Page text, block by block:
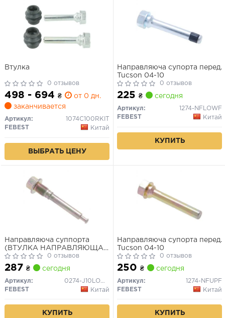
Втулка
0 отзывов
498 - 694 ₴
от 0 дн.
заканчивается
Артикул:
1074C100RKIT
FEBEST
Китай
ВЫБРАТЬ ЦЕНУ
Направляюча супорта перед.
Tucson 04-10
0 отзывов
225 ₴ сегодня
Артикул:
1274-NFLOWF
FEBEST
Китай
КУПИТЬ
Направляюча суппорта
(ВТУЛКА НАПРАВЛЯЮЩАЯ
СУППОРТА ТОРМОЗНОГО
ЗАДНЕГО NISSAN QASHQAI
J10F 2006-)
0 отзывов
287 ₴ сегодня
Артикул:
0274-J10LOWR
FEBEST
Китай
КУПИТЬ
Направляюча супорта перед.
Tucson 04-10
0 отзывов
250 ₴ сегодня
Артикул:
1274-NFUPF
FEBEST
Китай
КУПИТЬ